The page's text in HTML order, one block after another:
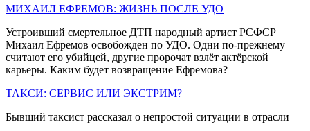
МИХАИЛ ЕФРЕМОВ: ЖИЗНЬ ПОСЛЕ УДО
Устроивший смертельное ДТП народный артист РСФСР
Михаил Ефремов освобожден по УДО. Одни по-прежнему
считают его убийцей, другие пророчат взлёт актёрской
карьеры. Каким будет возвращение Ефремова?
ТАКСИ: СЕРВИС ИЛИ ЭКСТРИМ?
Бывший таксист рассказал о непростой ситуации в отрасли